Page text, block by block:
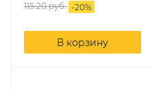
115.20руб. -20%
В корзину